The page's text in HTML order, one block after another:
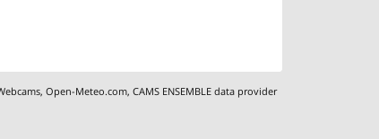
,Open-Meteo.com,CAMS ENSEMBLE data provider